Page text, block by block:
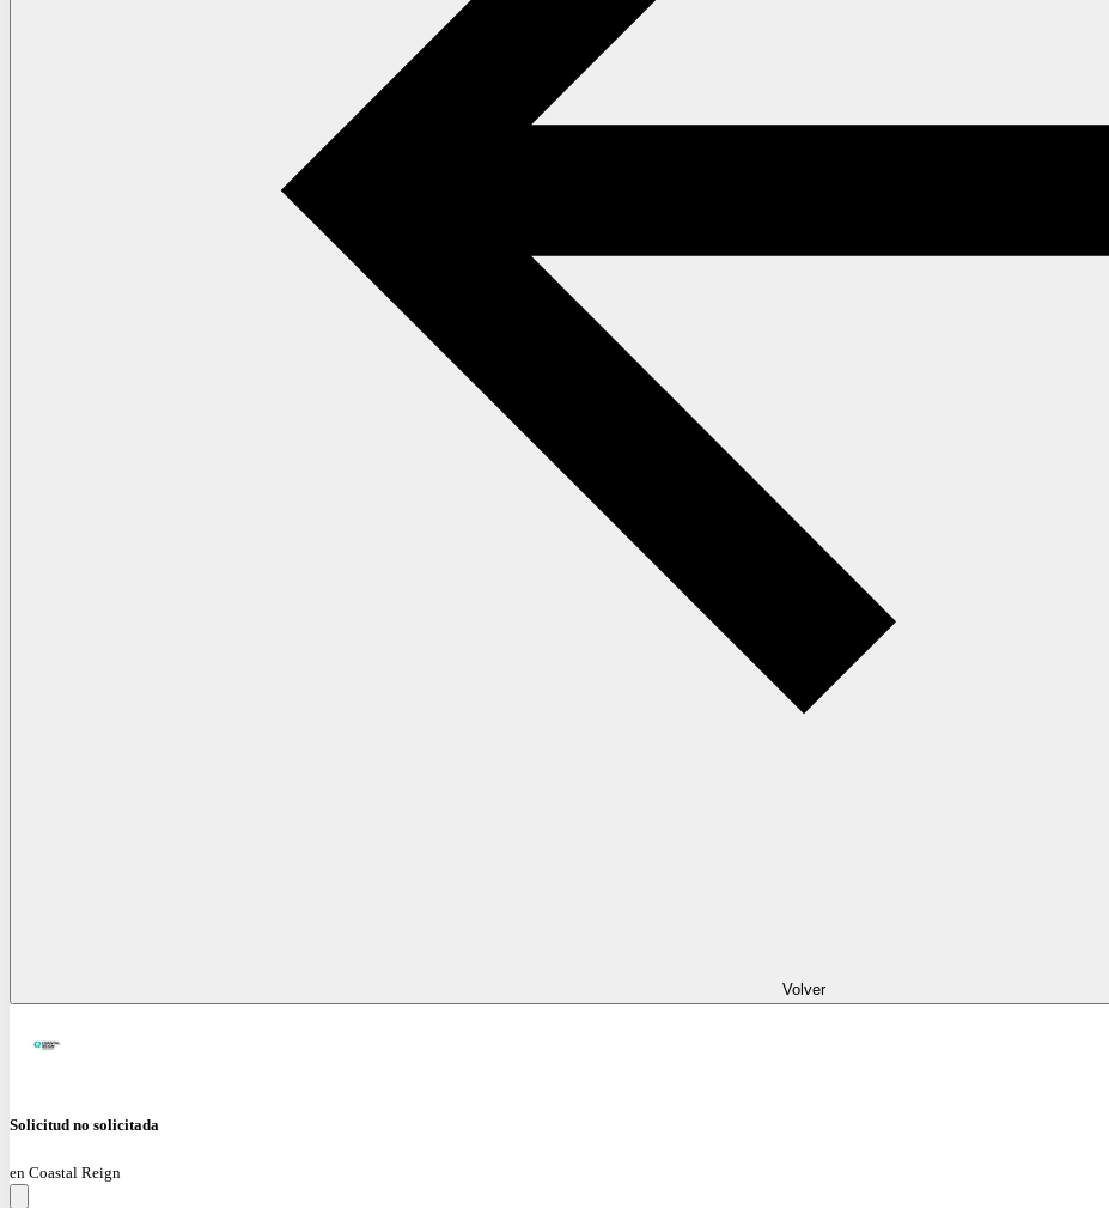
Volver
Solicitud no solicitada
en Coastal Reign